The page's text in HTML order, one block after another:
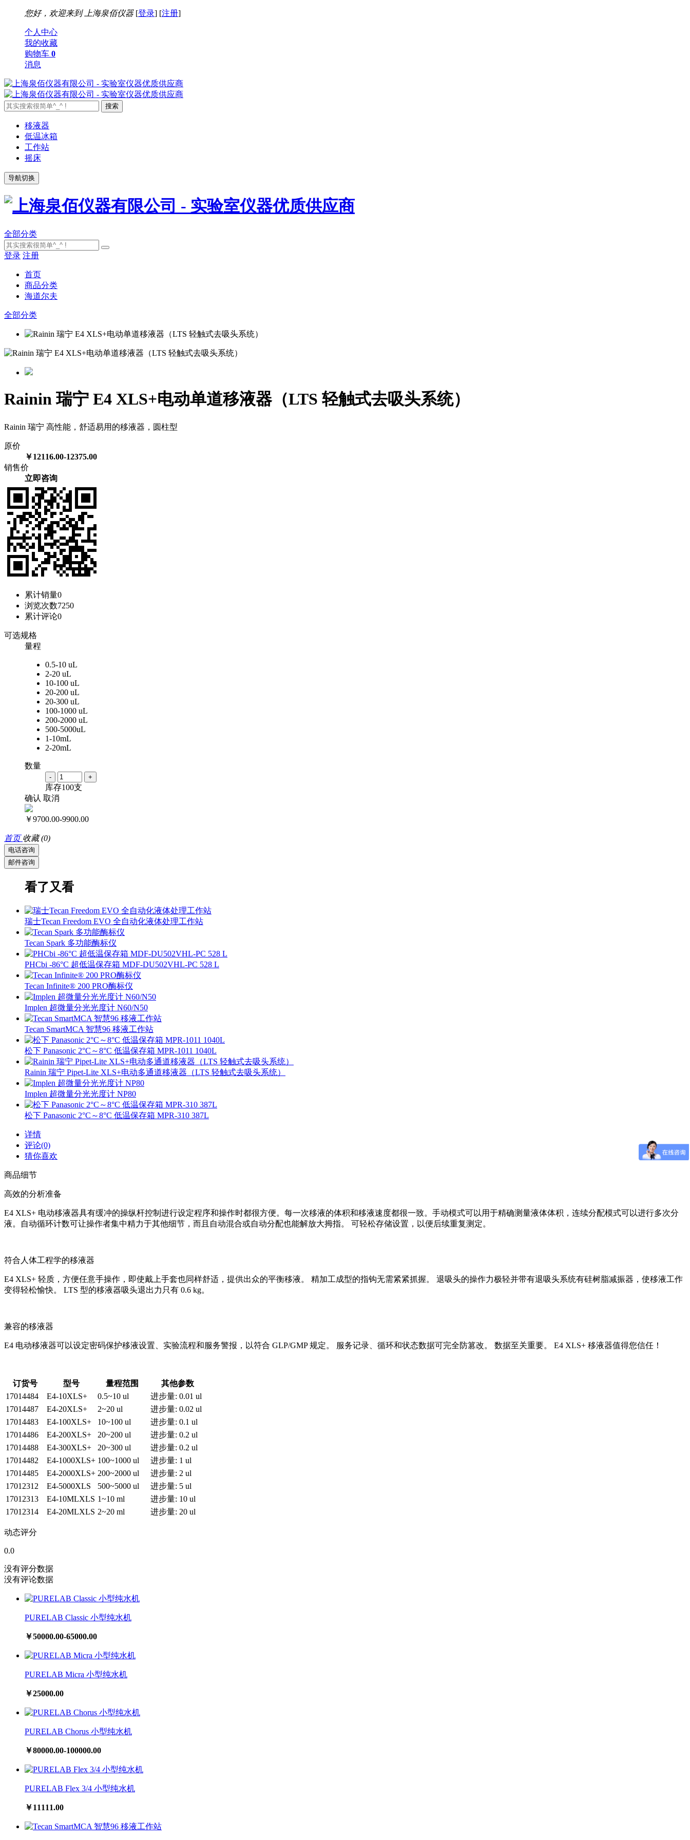
您好，欢迎来到 上海泉佰仪器[登录] [注册]
个人中心
我的收藏
购物车 0
消息
移液器
低温冰箱
工作站
摇床
导航切换
全部分类
登录 注册
首页
商品分类
海道尔夫
全部分类
Rainin 瑞宁 E4 XLS+电动单道移液器（LTS 轻触式去吸头系统）
Rainin 瑞宁 高性能，舒适易用的移液器，圆柱型
原价
￥12116.00-12375.00
销售价
立即咨询
累计销量0
浏览次数7250
累计评论0
可选规格
量程
0.5-10 uL
2-20 uL
10-100 uL
20-200 uL
20-300 uL
100-1000 uL
200-2000 uL
500-5000uL
1-10mL
2-20mL
数量
- +
库存100支
确认 取消
￥9700.00-9900.00
首页 收藏 (0)
电话咨询
邮件咨询
看了又看
瑞士Tecan Freedom EVO 全自动化液体处理工作站
Tecan Spark 多功能酶标仪
PHCbi -86°C 超低温保存箱 MDF-DU502VHL-PC 528 L
Tecan Infinite® 200 PRO酶标仪
Implen 超微量分光光度计 N60/N50
Tecan SmartMCA 智慧96 移液工作站
松下 Panasonic 2°C～8°C 低温保存箱 MPR-1011 1040L
Rainin 瑞宁 Pipet-Lite XLS+电动多通道移液器（LTS 轻触式去吸头系统）
Implen 超微量分光光度计 NP80
松下 Panasonic 2°C～8°C 低温保存箱 MPR-310 387L
详情
评论(0)
猜你喜欢
商品细节
高效的分析准备
E4 XLS+ 电动移液器具有缓冲的操纵杆控制进行设定程序和操作时都很方便。每一次移液的体积和移液速度都很一致。手动模式可以用于精确测量液体体积，连续分配模式可以进行多次分
液。自动循环计数可让操作者集中精力于其他细节，而且自动混合或自动分配也能解放大拇指。 可轻松存储设置，以便后续重复测定。
符合人体工程学的移液器
E4 XLS+ 轻质，方便任意手操作，即使戴上手套也同样舒适，提供出众的平衡移液。 精加工成型的指钩无需紧紧抓握。 退吸头的操作力极轻并带有退吸头系统有硅树脂减振器，使移液工作
变得轻松愉快。 LTS 型的移液器吸头退出力只有 0.6 kg。
兼容的移液器
E4 电动移液器可以设定密码保护移液设置、实验流程和服务警报，以符合 GLP/GMP 规定。 服务记录、循环和状态数据可完全防篡改。 数据至关重要。 E4 XLS+ 移液器值得您信任！
订货号 型号 量程范围
其他参数
17014484
E4-10XLS+ 0.5~10 ul
进步量: 0.01 ul
17014487
E4-20XLS+ 2~20 ul
进步量: 0.02 ul
17014483
E4-100XLS+ 10~100 ul
进步量: 0.1 ul
17014486
E4-200XLS+ 20~200 ul
进步量: 0.2 ul
17014488
E4-300XLS+ 20~300 ul
进步量: 0.2 ul
17014482
E4-1000XLS+ 100~1000 ul
进步量: 1 ul
17014485
E4-2000XLS+ 200~2000 ul
进步量: 2 ul
17012312
E4-5000XLS 500~5000 ul
进步量: 5 ul
17012313
E4-10MLXLS 1~10 ml
进步量: 10 ul
17012314
E4-20MLXLS 2~20 ml 进步量: 20 ul
动态评分
0.0
没有评分数据
没有评论数据
PURELAB Classic 小型纯水机
￥50000.00-65000.00
PURELAB Micra 小型纯水机
￥25000.00
PURELAB Chorus 小型纯水机
￥80000.00-100000.00
PURELAB Flex 3/4 小型纯水机
￥11111.00